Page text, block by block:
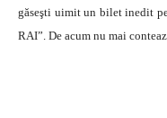
găseşti uimit un bilet inedit
RAI”. De acum nu mai